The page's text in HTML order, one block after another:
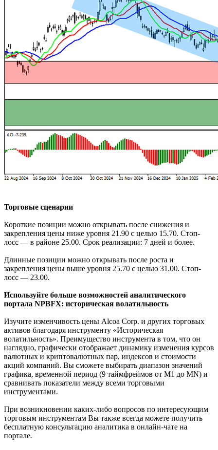
Торговые сценарии
Короткие позиции можно открывать после снижения и
закрепления цены ниже уровня 21.90 с целью 15.70. Стоп-
лосс — в районе 25.00. Срок реализации: 7 дней и более.
Длинные позиции можно открывать после роста и
закрепления цены выше уровня 25.70 с целью 31.00. Стоп-
лосс — 23.00.
Используйте больше возможностей аналитического
портала NPBFX: историческая волатильность
Изучите изменчивость цены Alcoa Corp. и других торговых
активов благодаря инструменту «Историческая
волатильность». Преимущество инструмента в том, что он
наглядно, графически отображает динамику изменения курсов
валютных и криптовалютных пар, индексов и стоимости
акций компаний. Вы сможете выбирать диапазон значений
графика, временной период (9 таймфреймов от М1 до MN) и
сравнивать показатели между всеми торговыми
инструментами.
При возникновении каких-либо вопросов по интересующим
торговым инструментам Вы также всегда можете получить
бесплатную консультацию аналитика в онлайн-чате на
портале.